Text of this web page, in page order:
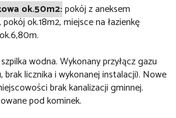
ok.50m2:pokój z aneksem
ok.18m2, miejsce na łazienkę
wodna. Wykonany przyłącz gazu
brak licznika i wykonanej instalacji). Nowe
brak kanalizacji gminnej.
pod kominek.